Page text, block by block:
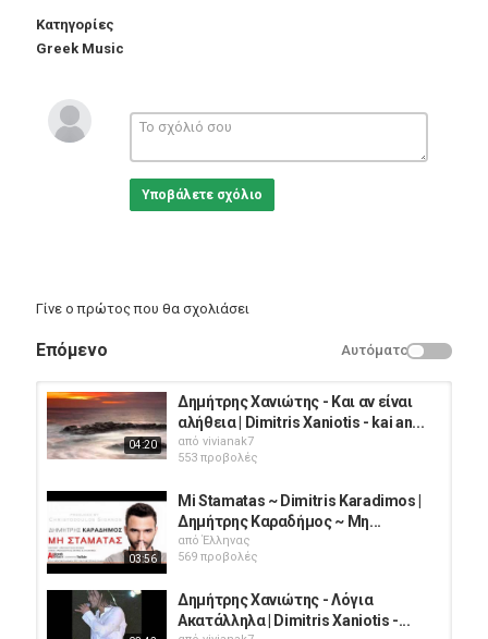
Κατηγορίες
Greek Music
Υποβάλετε σχόλιο
Γίνε ο πρώτος που θα σχολιάσει
Επόμενο Αυτόματο
04:20
Δημήτρης Χανιώτης - Και αν είναι
αλήθεια | Dimitris Xaniotis - kai an...
από vivianak7
553 προβολές
03:56
Mi Stamatas ~ Dimitris Karadimos |
Δημήτρης Καραδήμος ~ Μη...
απόΈλληνας
569 προβολές
Δημήτρης Χανιώτης - Λόγια
Ακατάλληλα | Dimitris Xaniotis -...